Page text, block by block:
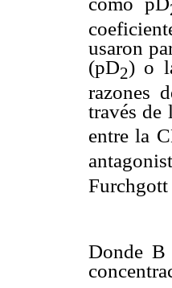
usaron
(pD2) o
razones
través
entre la
Furchgott
Donde B